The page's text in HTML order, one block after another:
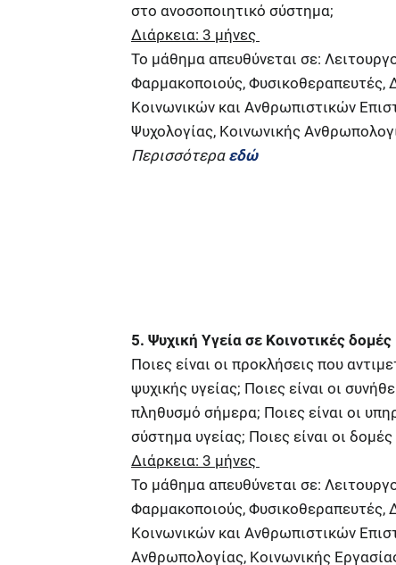
στο ανοσοποιητικό σύστημα;
Διάρκεια: 3 μήνες
Το μάθημα απευθύνεται σε:
Φαρμακοποιούς, Φυσικοθεραπευτές,
Κοινωνικών και Ανθρωπιστικών
Ψυχολογίας, Κοινωνικής
Περισσότερα εδώ
5. Ψυχική Υγεία σε Κοινοτικές δομές
Ποιες είναι οι προκλήσεις που
ψυχικής υγείας; Ποιες είναι οι
πληθυσμό σήμερα; Ποιες είναι οι
σύστημα υγείας; Ποιες είναι οι
Διάρκεια: 3 μήνες
Το μάθημα απευθύνεται σε:
Φαρμακοποιούς, Φυσικοθεραπευτές,
Κοινωνικών και Ανθρωπιστικών
Ανθρωπολογίας, Κοινωνικής